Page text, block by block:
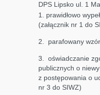
DPS Lipsko ul. 1
1. prawidłowo
(załącznik nr 1 do
2. parafowany
3. oświadczanie
publicznych o
z postępowania o
nr 3 do SIWZ)